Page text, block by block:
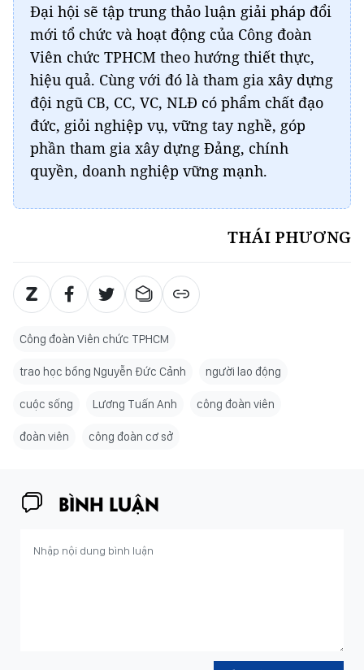
Đại hội sẽ tập trung thảo luận giải pháp đổi
mới tổ chức và hoạt động của Công đoàn
Viên chức TPHCM theo hướng thiết thực,
hiệu quả. Cùng với đó là tham gia xây dựng
đội ngũ CB, CC, VC, NLĐ có phẩm chất đạo
đức, giỏi nghiệp vụ, vững tay nghề, góp
phần tham gia xây dựng Đảng, chính
quyền, doanh nghiệp vững mạnh.
THÁI PHƯƠNG
Công đoàn Viên chức TPHCM
trao học bổng Nguyễn Đức Cảnh người lao động
cuộc sống Lương Tuấn Anh công đoàn viên
đoàn viên công đoàn cơ sở
BÌNH LUẬN